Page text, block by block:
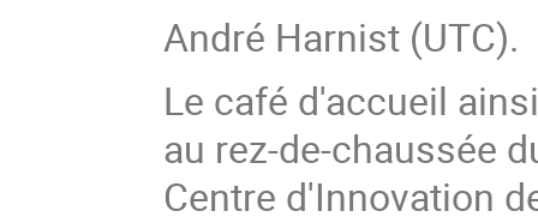
André Harnist (UTC).
Le café d'accueil
au rez-de-chaussée
Centre d'Innovation